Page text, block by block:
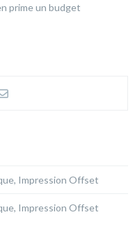
prime un budget
Impression Offset
Impression Offset